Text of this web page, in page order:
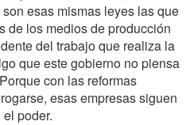
esas mismas leyes las que
de los medios de producción
del trabajo que realiza la
que este gobierno no piensa
con las reformas
esas empresas siguen
poder.